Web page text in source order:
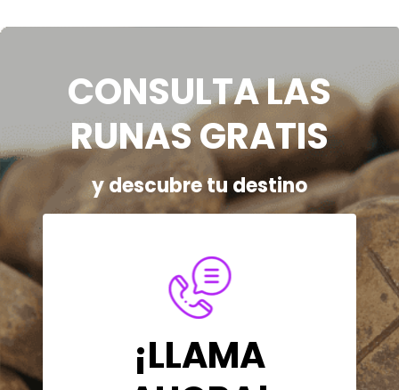
CONSULTA LAS
RUNAS GRATIS
y descubre tu destino
¡LLAMA